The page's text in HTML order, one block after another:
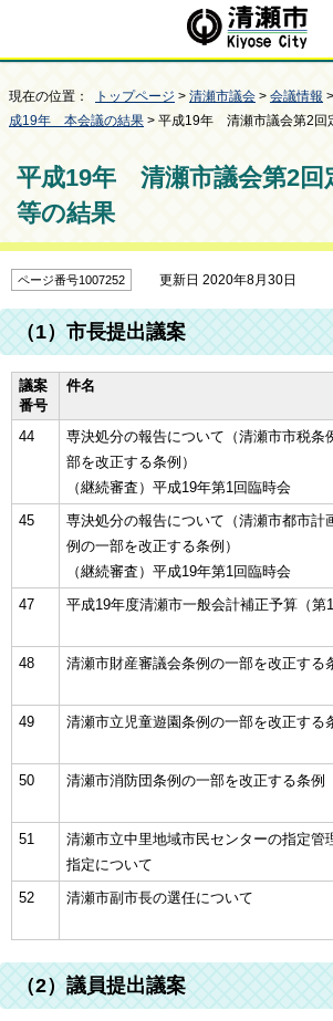
現在の位置： トップページ > 清瀬市議会 > 会議情報 >
成19年 本会議の結果 > 平成19年 清瀬市議会第2回
平成19年 清瀬市議会第2回
等の結果
ページ番号1007252 更新日 2020年8月30日
（1）市長提出議案
議案
番号
件名
44
専決処分の報告について（清瀬市市税条
部を改正する条例）
（継続審査）平成19年第1回臨時会
45
専決処分の報告について（清瀬市都市計
例の一部を改正する条例）
（継続審査）平成19年第1回臨時会
47 平成19年度清瀬市一般会計補正予算（第1
48 清瀬市財産審議会条例の一部を改正する
49 清瀬市立児童遊園条例の一部を改正する
50 清瀬市消防団条例の一部を改正する条例
51
清瀬市立中里地域市民センターの指定管
指定について
52 清瀬市副市長の選任について
（2）議員提出議案